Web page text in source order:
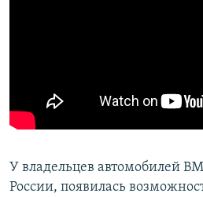
У владельцев автомобилей
России, появилась